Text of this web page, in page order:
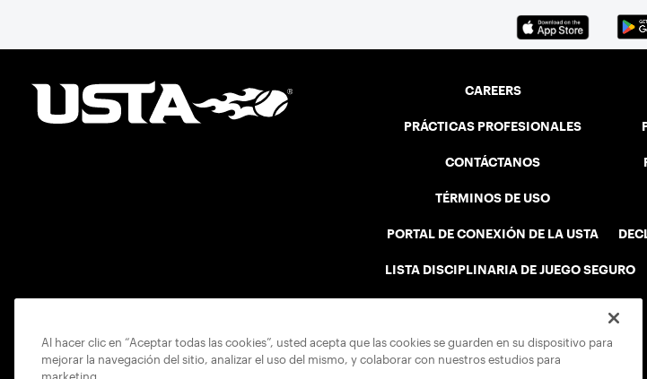
CAREERS
PRÁCTICAS PROFESIONALES
CONTÁCTANOS
TÉRMINOS DE USO
PORTAL DE CONEXIÓN DE LA USTA
LISTA DISCIPLINARIA DE JUEGO SEGURO
Al hacer clic en “Aceptar todas las cookies”, usted acepta que las cookies se guarden en su dispositivo para
mejorar la navegación del sitio, analizar el uso del mismo, y colaborar con nuestros estudios para